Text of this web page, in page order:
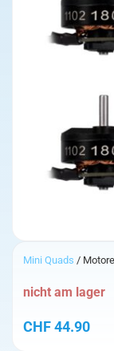
Mini Quads /
CHF44.90
nicht am lager